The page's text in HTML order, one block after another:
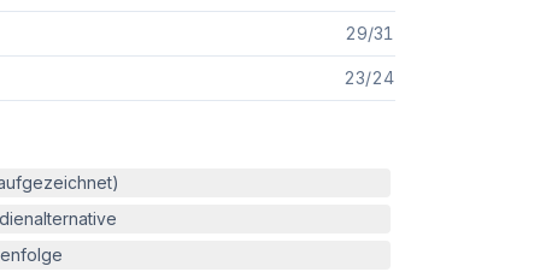
29/31
23/24